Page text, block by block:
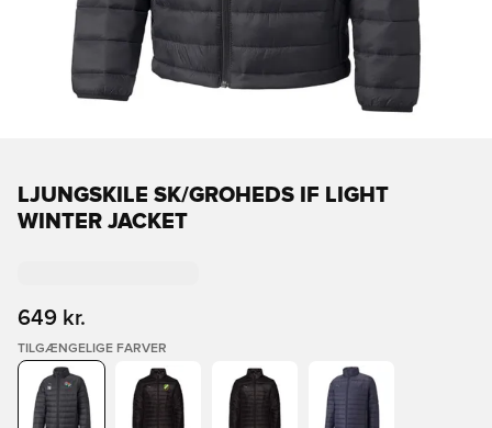
LJUNGSKILE SK/GROHEDS IF LIGHT
WINTER JACKET
649 kr.
TILGÆNGELIGE FARVER